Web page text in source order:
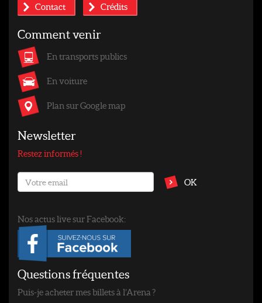
Contact Crédits
Comment venir
En transports publics
En voiture
Plan sur Google map
Newsletter
Restez informés !
OK
Nos actus live sur Facebook:
Questions fréquentes
Puis-je acheter mes billets à l’Arena ?